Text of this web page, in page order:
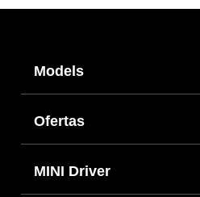
Models
Ofertas
MINI Driver